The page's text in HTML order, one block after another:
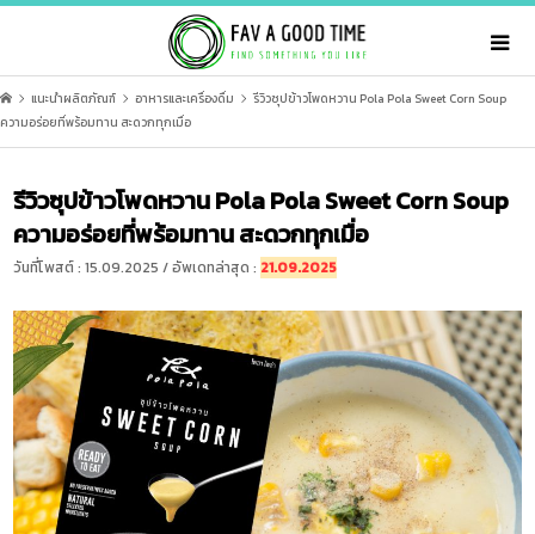
แนะนำผลิตภัณฑ์ อาหารและเครื่องดื่ม
รีวิวซุปข้าวโพดหวาน Pola Pola Sweet Corn Soup
ความอร่อยที่พร้อมทาน สะดวกทุกเมื่อ
รีวิวซุปข้าวโพดหวาน Pola Pola Sweet Corn Soup
ความอร่อยที่พร้อมทาน สะดวกทุกเมื่อ
วันที่โพสต์ : 15.09.2025 / อัพเดทล่าสุด : 21.09.2025